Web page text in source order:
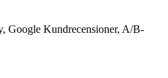
Google Kundrecensioner, A/B-